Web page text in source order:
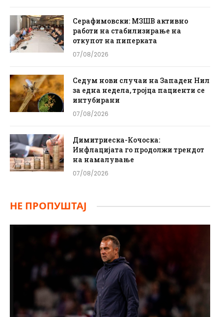
Серафимовски: МЗШВ активно
работи на стабилизирање на
откупот на пиперката
07/08/2026
Седум нови случаи на Западен Нил
за една недела, тројца пациенти се
интубирани
07/08/2026
Димитриеска-Кочоска:
Инфлацијата го продолжи трендот
на намалување
07/08/2026
НЕ ПРОПУШТАЈ